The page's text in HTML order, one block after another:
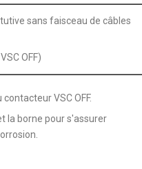
sans faisceau de câbles
OFF)
VSC OFF.
la borne pour s'assurer